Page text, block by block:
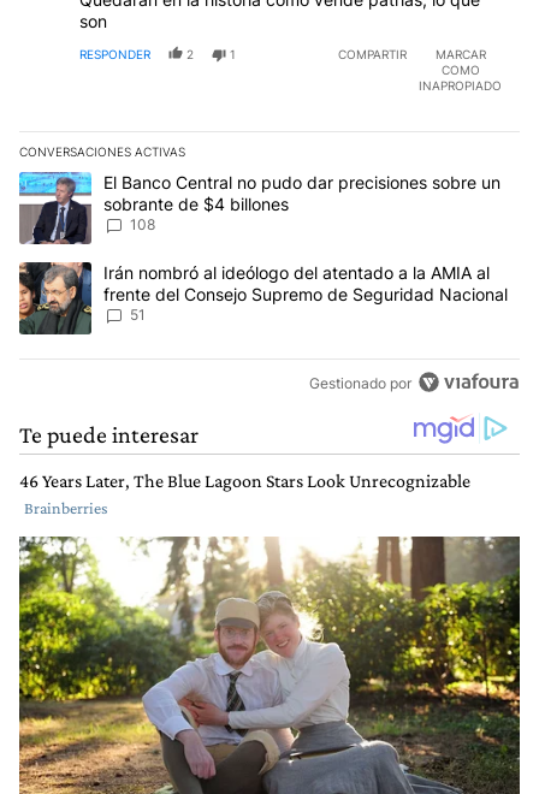
son
RESPONDER 2 1 COMPARTIR
MARCAR
COMO
INAPROPIADO
CONVERSACIONES ACTIVAS
Este listado muestra los artículos con más comentarios en los
Un artículo de tendencia con el título "El Banco Central no pudo
El Banco Central no pudo dar precisiones sobre un
sobrante de $4 billones
108
Un artículo de tendencia con el título "Irán nombró al ideólogo
Irán nombró al ideólogo del atentado a la AMIA al
frente del Consejo Supremo de Seguridad Nacional
51
Gestionado por